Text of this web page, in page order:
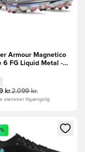
Armour Magnetico
6 FG Liquid Metal -
kr.2.099 kr.
størrelser tilgængelig
tilmelde dig som
en Modal til at logge